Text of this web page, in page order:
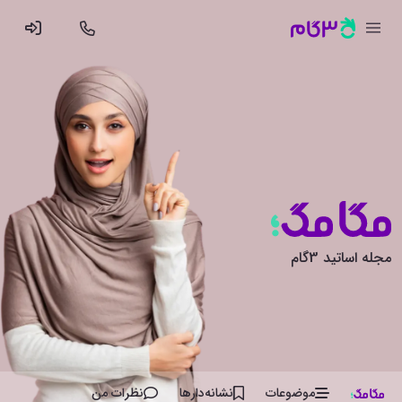
مجله اساتید 3گام
موضوعات نشانه‌دار‌ها نظرات من